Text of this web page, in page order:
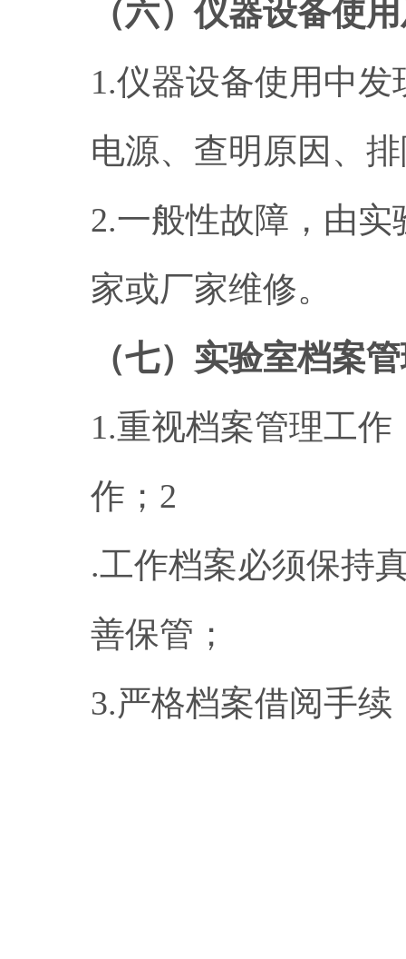
（六）仪器设备使
1.仪器设备使用中
电源、查明原因、
2.一般性故障，由
家或厂家维修。
（七）实验室档案
1.重视档案管理工
作；2
.工作档案必须保持
善保管；
3.严格档案借阅手